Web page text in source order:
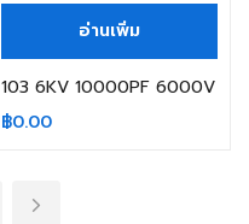
อ่านเพิ่ม
103 6KV 10000PF 6000V
฿0.00